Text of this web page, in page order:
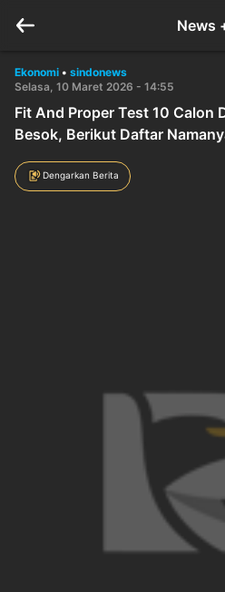
News
Ekonomi • sindonews
Selasa, 10 Maret 2026 - 14:55
Fit And Proper Test 10 Calon
Besok, Berikut Daftar
Dengarkan Berita